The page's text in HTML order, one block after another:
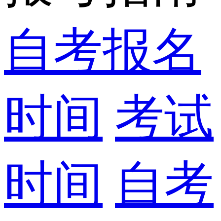
自考报名
时间 考试
时间 自考